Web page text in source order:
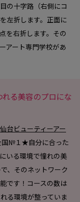
の十字路（右側にコ
左折します。正面に
を右折します。その
アート専門学校があ
る美容のプロにな
仙台ビューティーアー
国№１★自分に合った
いる環境で憧れの美
、そのネットワーク
です！コースの数は
る環境が整っていま